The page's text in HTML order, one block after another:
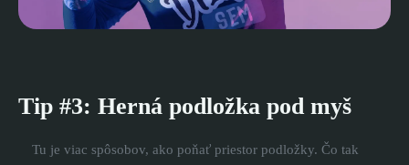
Tip #3: Herná podložka pod myš
Tu je viac spôsobov, ako poňať priestor podložky. Čo tak